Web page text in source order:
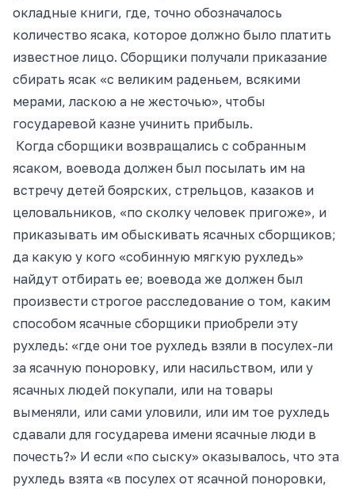
окладные книги, где, точно обозначалось
количество ясака, которое должно было платить
известное лицо. Сборщики получали приказание
сбирать ясак «с великим раденьем, всякими
мерами, ласкою а не жесточью», чтобы
государевой казне учинить прибыль.
Когда сборщики возвращались с собранным
ясаком, воевода должен был посылать им на
встречу детей боярских, стрельцов, казаков и
целовальников, «по сколку человек пригоже», и
приказывать им обыскивать ясачных сборщиков;
да какую у кого «собинную мягкую рухледь»
найдут отбирать ее; воевода же должен был
произвести строгое расследование о том, каким
способом ясачные сборщики приобрели эту
рухледь: «где они тое рухледь взяли в посулех-ли
за ясачную поноровку, или насильством, или у
ясачных людей покупали, или на товары
выменяли, или сами уловили, или им тое рухледь
сдавали для государева имени ясачные люди в
почесть?» И если «по сыску» оказывалось, что эта
рухледь взята «в посулех от ясачной поноровки,